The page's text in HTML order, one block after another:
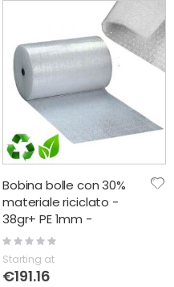
Bobina bolle con 30%
materiale riciclato -
38gr+ PE 1mm -
Certificato
Rating:
0%
Starting at
€191.16